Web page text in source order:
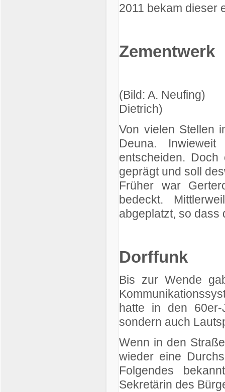
2011 bekam dieser
Zementwerk
(Bild: A.
Dietrich)
Von vielen Stellen
Deuna.
entscheiden.
geprägt und soll
Früher war
bedeckt.
abgeplatzt, so dass
Dorffunk
Bis zur Wende
hatte in den 60er-
sondern auch
Wenn in den
wieder eine
Folgendes
Sekretärin des